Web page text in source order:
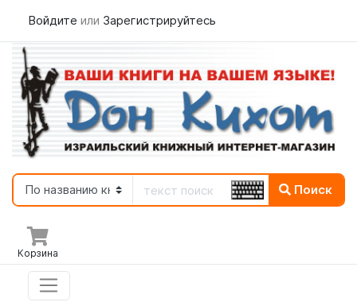
Войдите или Зарегистрируйтесь
Поиск
Корзина